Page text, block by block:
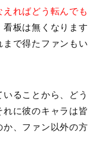
ればどう転んでも
看板は無くなります
で得たファンもい
ることから、どう
に彼のキャラは皆
、ファン以外の方